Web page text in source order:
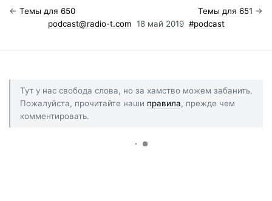
← Темы для 650 Темы для 651 →
podcast@radio-t.com 18 май 2019 #podcast
Тут у нас свобода слова, но за хамство можем забанить.
Пожалуйста, прочитайте наши правила, прежде чем
комментировать.